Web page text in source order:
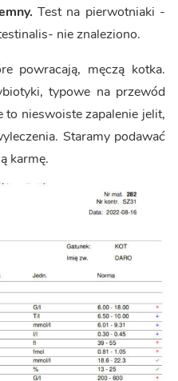
Test na pierwotniaki -
nie znaleziono.
powracają, męczą kotka.
typowe na przewód
nieswoiste zapalenie jelit,
Staramy podawać
karmę.